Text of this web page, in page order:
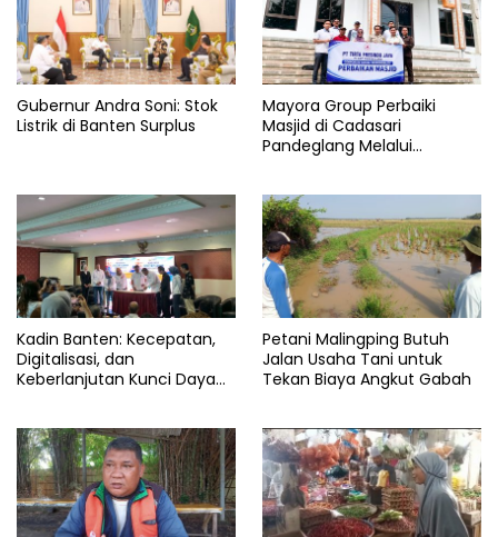
Gubernur Andra Soni: Stok
Listrik di Banten Surplus
Mayora Group Perbaiki
Masjid di Cadasari
Pandeglang Melalui
Kadin Banten: Kecepatan,
Digitalisasi, dan
Keberlanjutan Kunci Daya
Petani Malingping Butuh
Jalan Usaha Tani untuk
Tekan Biaya Angkut Gabah